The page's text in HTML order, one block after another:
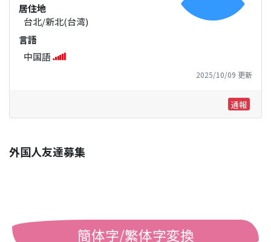
居住地
台北/新北(台湾)
言語
中国語
2025/10/09 更新
通報
外国人友達募集
簡体字/繁体字変換